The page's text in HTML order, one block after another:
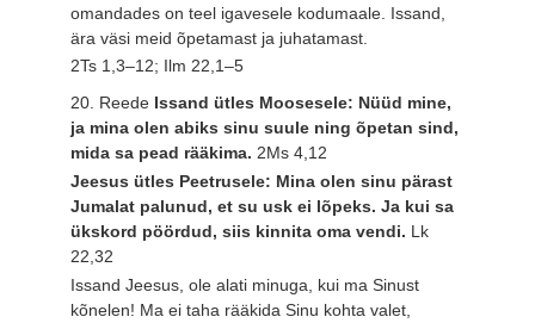
omandades on teel igavesele kodumaale. Issand,
ära väsi meid õpetamast ja juhatamast.
2Ts 1,3–12; Ilm 22,1–5
20. Reede Issand ütles Moosesele: Nüüd mine,
ja mina olen abiks sinu suule ning õpetan sind,
mida sa pead rääkima.2Ms 4,12
Jeesus ütles Peetrusele: Mina olen sinu pärast
Jumalat palunud, et su usk ei lõpeks. Ja kui sa
ükskord pöördud, siis kinnita oma vendi. Lk
22,32
Issand Jeesus, ole alati minuga, kui ma Sinust
kõnelen! Ma ei taha rääkida Sinu kohta valet,